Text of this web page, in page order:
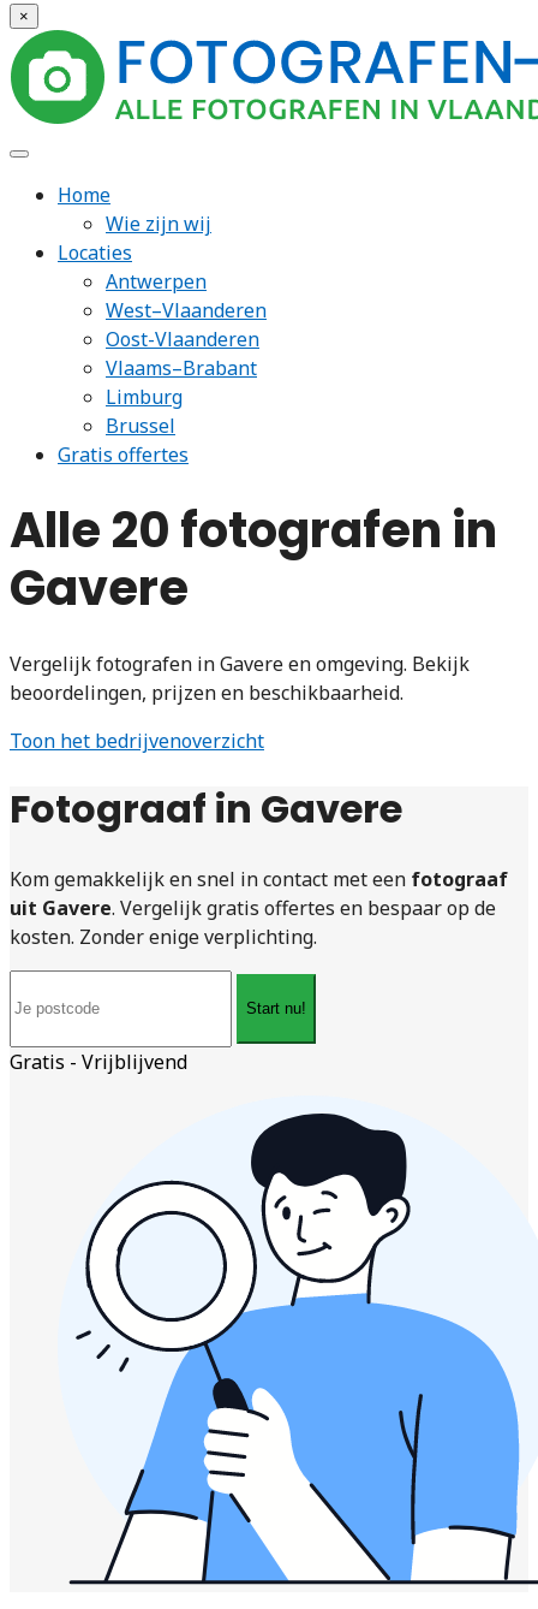
×
Home
Wie zijn wij
Locaties
Antwerpen
West–Vlaanderen
Oost-Vlaanderen
Vlaams–Brabant
Limburg
Brussel
Gratis offertes
Alle 20 fotografen in
Gavere
Vergelijk fotografen in Gavere en omgeving. Bekijk
beoordelingen, prijzen en beschikbaarheid.
Toon het bedrijvenoverzicht
Fotograaf in Gavere
Kom gemakkelijk en snel in contact met een fotograaf
uit Gavere. Vergelijk gratis offertes en bespaar op de
kosten. Zonder enige verplichting.
Start nu!
Gratis - Vrijblijvend